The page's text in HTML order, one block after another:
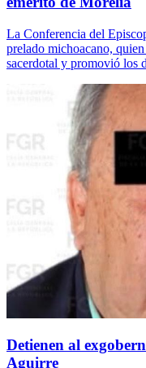
La Conferencia del
prelado michoacano,
sacerdotal y promovió los
Detienen al
Aguirre